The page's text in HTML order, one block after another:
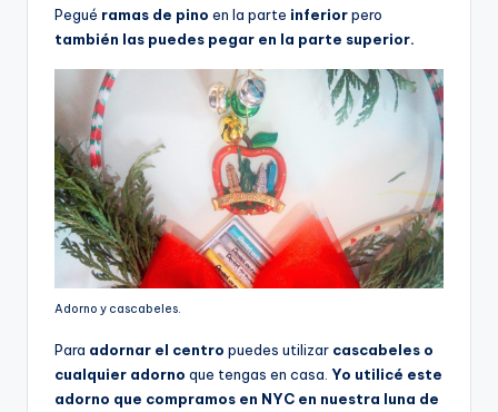
Pegué ramas de pino en la parte inferiorpero
también las puedes pegar en la parte superior.
Adorno y cascabeles.
Para adornar el centro puedes utilizar cascabeles o
cualquier adorno que tengas en casa. Yo utilicé este
adorno que compramos en NYC en nuestra luna de